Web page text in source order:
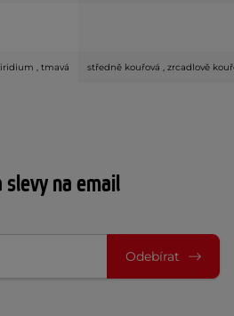
, tmavá středně kouřová , zrcadlově
slevy na email
Odebírat